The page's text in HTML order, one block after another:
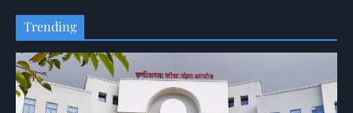
Trending